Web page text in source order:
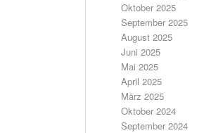
Oktober 2025
September 2025
August 2025
Juni 2025
Mai 2025
April 2025
März 2025
Oktober 2024
September 2024